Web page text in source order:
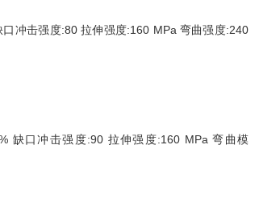
冲击强度:80 拉伸强度:160 MPa 弯曲强度:240
缺口冲击强度:90 拉伸强度:160 MPa 弯曲模